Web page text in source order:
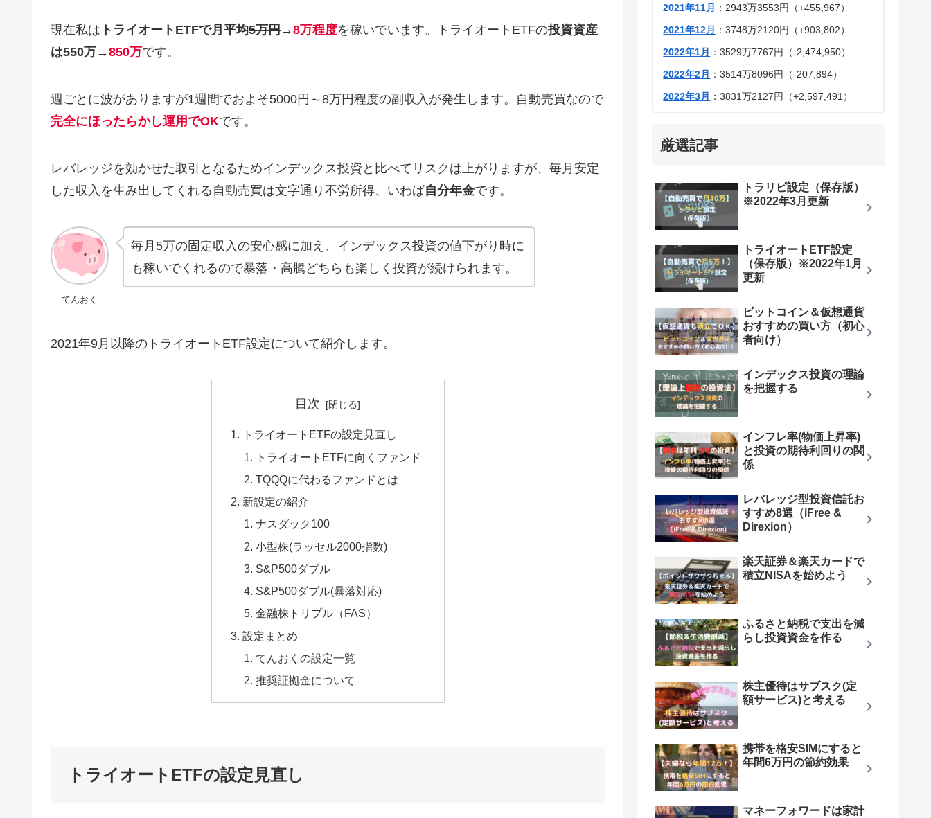
現在私は トライオートETFで月平均5万円→8万程度を稼いでいます。トライオートETFの投資資産
は550万→850万です。
週ごとに波がありますが1週間でおよそ5000円～8万円程度の副収入が発生します。自動売買なので
完全にほったらかし運用でOKです。
レバレッジを効かせた取引となるためインデックス投資と比べてリスクは上がりますが、毎月安定
した収入を生み出してくれる自動売買は文字通り不労所得、いわば自分年金です。
てんおく
毎月5万の固定収入の安心感に加え、インデックス投資の値下がり時に
も稼いでくれるので暴落・高騰どちらも楽しく投資が続けられます。
2021年9月以降のトライオートETF設定について紹介します。
目次
トライオートETFの設定見直し
トライオートETFに向くファンド
TQQQに代わるファンドとは
新設定の紹介
ナスダック100
小型株(ラッセル2000指数)
S&P500ダブル
S&P500ダブル(暴落対応)
金融株トリプル（FAS）
設定まとめ
てんおくの設定一覧
推奨証拠金について
トライオートETFの設定見直し
2021年11月
：2943万3553円（+455,967）
2021年12月
：3748万2120円（+903,802）
2022年1月
：3529万7767円（-2,474,950）
2022年2月
：3514万8096円（-207,894）
2022年3月
：3831万2127円（+2,597,491）
厳選記事
トラリピ設定（保存版）
※2022年3月更新
トライオートETF設定
（保存版）※2022年1月
更新
ビットコイン＆仮想通貨
おすすめの買い方（初心
者向け）
インデックス投資の理論
を把握する
インフレ率(物価上昇率)
と投資の期待利回りの関
係
レバレッジ型投資信託お
すすめ8選（iFree &
Direxion）
楽天証券＆楽天カードで
積立NISAを始めよう
ふるさと納税で支出を減
らし投資資金を作る
株主優待はサブスク(定
額サービス)と考える
携帯を格安SIMにすると
年間6万円の節約効果
マネーフォワードは家計